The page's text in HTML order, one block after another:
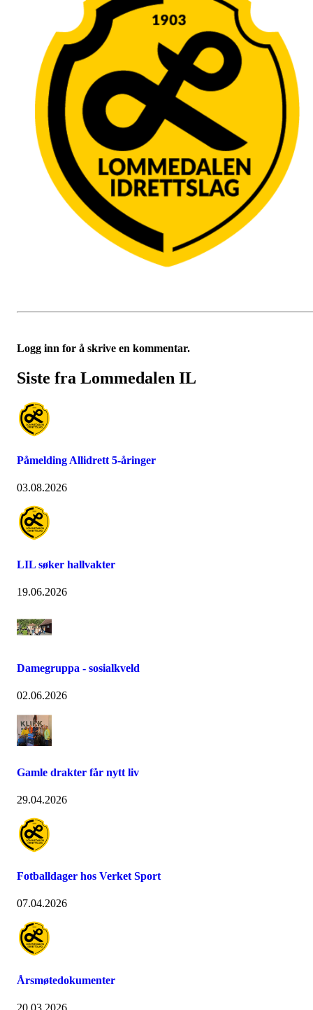
Logg inn for å skrive en kommentar.
Siste fra Lommedalen IL
Påmelding Allidrett 5-åringer
03.08.2026
LIL søker hallvakter
19.06.2026
Damegruppa - sosialkveld
02.06.2026
Gamle drakter får nytt liv
29.04.2026
Fotballdager hos Verket Sport
07.04.2026
Årsmøtedokumenter
20.03.2026